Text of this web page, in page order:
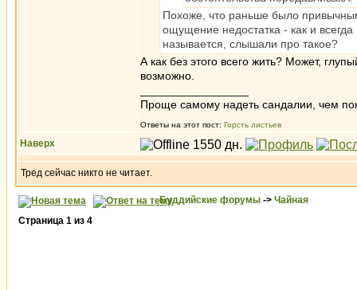
Похоже, что раньше было привычным
ощущение недостатка - как и
называется, слышали про такое?
А как без этого всего жить? Может,
возможно.
Проще самому надеть сандалии, чем
Ответы на этот пост: Горсть листьев
Наверх
Тред сейчас никто не читает.
Буддийские форумы -> Чайная
Страница 1 из 4